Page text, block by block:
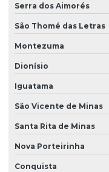
Serra dos Aimorés
São Thomé das Letras
Montezuma
Dionísio
Iguatama
São Vicente de Minas
Santa Rita de Minas
Nova Porteirinha
Conquista